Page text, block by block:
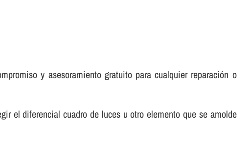
y asesoramiento gratuito para cualquier reparación o
el diferencial cuadro de luces u otro elemento que se amolde